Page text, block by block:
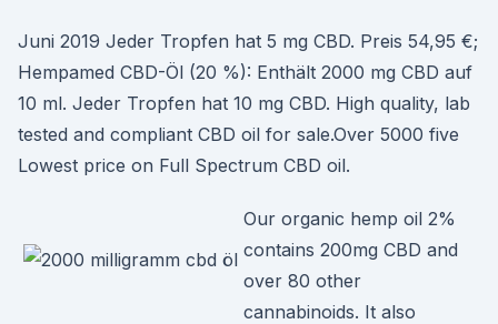
Juni 2019 Jeder Tropfen hat 5 mg CBD. Preis 54,95 €;
Hempamed CBD-Öl (20 %): Enthält 2000 mg CBD auf
10 ml. Jeder Tropfen hat 10 mg CBD. High quality, lab
tested and compliant CBD oil for sale.Over 5000 five
Lowest price on Full Spectrum CBD oil.
Our organic hemp oil 2%
contains 200mg CBD and
over 80 other
cannabinoids. It also